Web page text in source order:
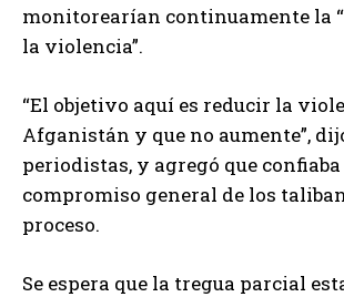
monitorearían continuamente la
la violencia”.
“El objetivo aquí es reducir la
Afganistán y que no aumente”,
periodistas, y agregó que confiaba
compromiso general de los
proceso.
Se espera que la tregua parcial